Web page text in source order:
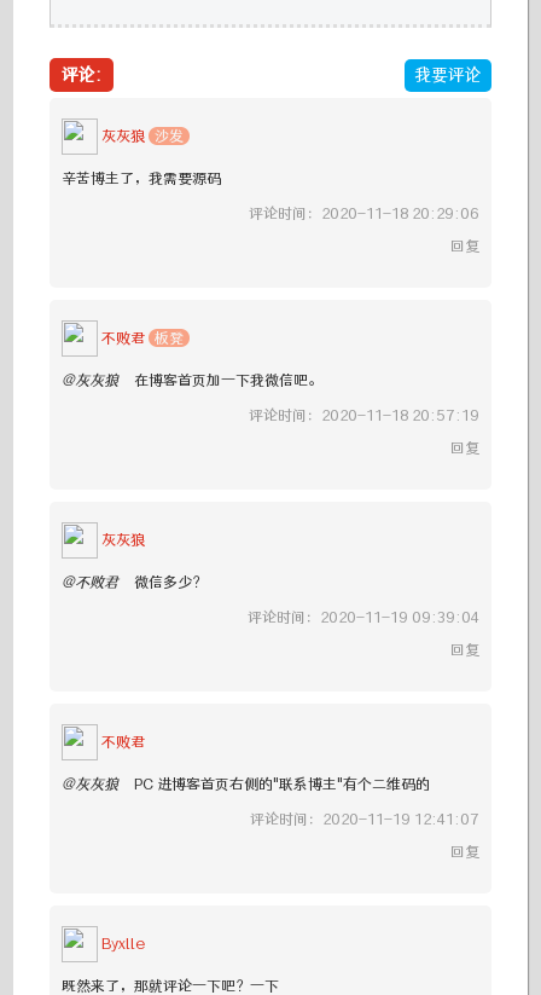
评论: 我要评论
灰灰狼 沙发
辛苦博主了，我需要源码
评论时间：2020-11-18 20:29:06
回复
不败君 板凳
@灰灰狼
在博客首页加一下我微信吧。
评论时间：2020-11-18 20:57:19
回复
灰灰狼
@不败君
微信多少？
评论时间：2020-11-19 09:39:04
回复
不败君
@灰灰狼
PC 进博客首页右侧的"联系博主"有个二维码的
评论时间：2020-11-19 12:41:07
回复
Byxlle
既然来了，那就评论一下吧？一下